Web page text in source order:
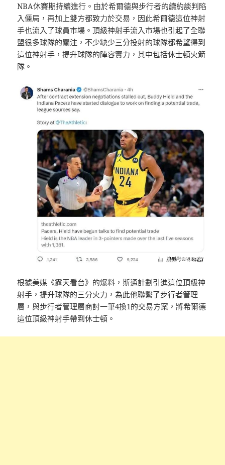
NBA休賽期持續進行。由於希爾德與步行者的續約談判陷
入僵局，再加上雙方都致力於交易，因此希爾德這位神射
手也流入了球員市場。頂級神射手流入市場也引起了全聯
盟很多球隊的關注，不少缺少三分投射的球隊都希望得到
這位神射手，提升球隊的陣容實力，其中包括休士頓火箭
隊。
根據美媒《露天看台》的爆料，斯通計劃引進這位頂級神
射手，提升球隊的三分火力，為此他聯繫了步行者管理
層，與步行者管理層商討一筆4換1的交易方案，將希爾德
這位頂級神射手帶到休士頓。